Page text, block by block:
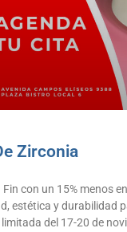
Zirconia
Fin con un 15% menos
estética y durabilidad
del 17-20 de